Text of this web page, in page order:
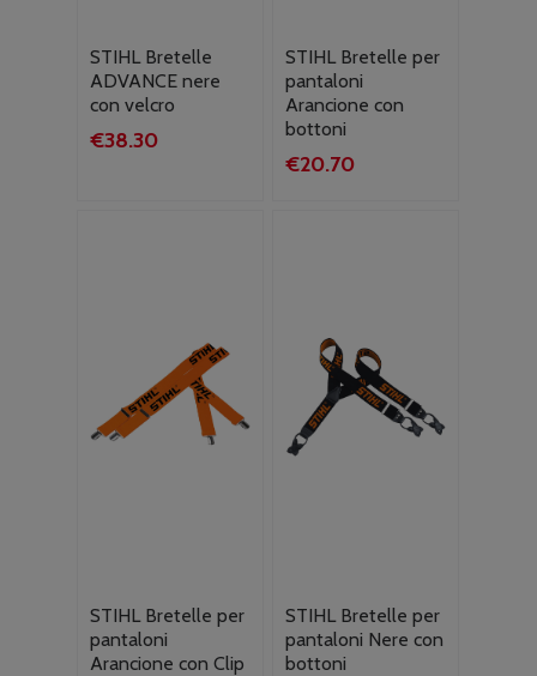
STIHL Bretelle
ADVANCE nere
con velcro
€38.30
STIHL Bretelle per
pantaloni
Arancione con
bottoni
€20.70
STIHL Bretelle per
pantaloni
Arancione con Clip
STIHL Bretelle per
pantaloni Nere con
bottoni